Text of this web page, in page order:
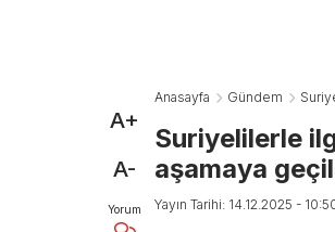
A+
A-
Yorum
Anasayfa Gündem
Suriyelilerle
aşamaya
Yayın Tarihi: 14.12.2025 -